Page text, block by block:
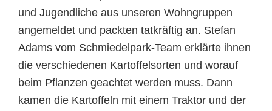
und Jugendliche aus unseren Wohngruppen
angemeldet und packten tatkräftig an. Stefan
Adams vom Schmiedelpark-Team erklärte ihnen
die verschiedenen Kartoffelsorten und worauf
beim Pflanzen geachtet werden muss. Dann
kamen die Kartoffeln mit einem Traktor und der